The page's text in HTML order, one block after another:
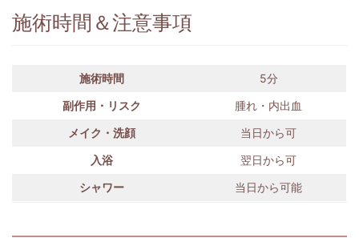
施術時間＆注意事項
施術時間
5分
副作用・リスク
腫れ・内出血
メイク・洗顔
当日から可
入浴
翌日から可
シャワー
当日から可能